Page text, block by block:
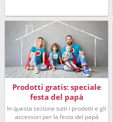
Prodotti gratis: speciale
festa del papà
In questa sezione tutti i prodotti e gli
accessori per la festa del papà